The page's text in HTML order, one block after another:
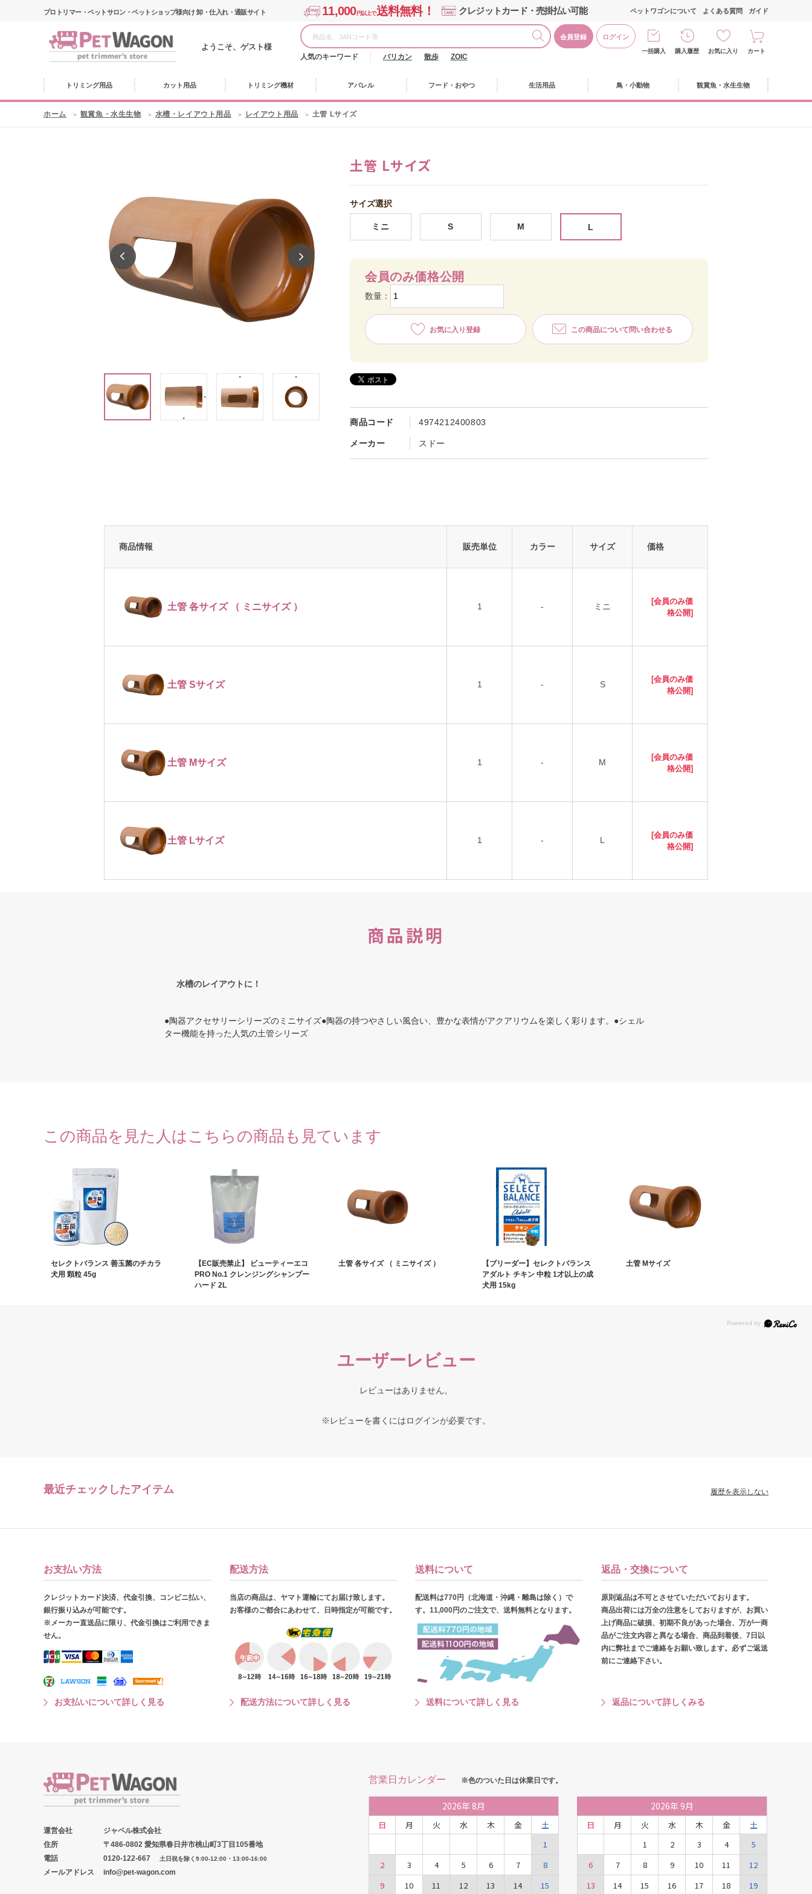
プロトリマー・ペットサロン・ペットショップ様向け 卸・仕入れ・通販サイト 11,000円以上で送料無料！ クレジットカード・売掛払い可能
ようこそ、ゲスト様
会員登録 ログイン
人気のキーワード バリカン 散歩 ZOIC
ペットワゴンについて よくある質問 ガイド
一括購入 購入履歴 お気に入り カート
トリミング用品 カット用品 トリミング機材 アパレル フード・おやつ 生活用品 鳥・小動物 観賞魚・水生生物
ホーム 観賞魚・水生生物 水槽・レイアウト用品 レイアウト用品 土管 Lサイズ
土管 Lサイズ
商品コード 4974212400803
メーカー スドー
サイズ選択
ミニ S M L
会員のみ価格公開
数量：
お気に入り登録 この商品について問い合わせる
商品情報 販売単位 カラー サイズ 価格
土管 各サイズ （ ミニサイズ ） 1 - ミニ
[会員のみ価
格公開]
土管 Sサイズ 1 - S
[会員のみ価
格公開]
土管 Mサイズ 1 - M
[会員のみ価
格公開]
土管 Lサイズ 1 - L
[会員のみ価
格公開]
商品説明
水槽のレイアウトに！
●陶器アクセサリーシリーズのミニサイズ●陶器の持つやさしい風合い、豊かな表情がアクアリウムを楽しく彩ります。●シェル
ター機能を持った人気の土管シリーズ
この商品を見た人はこちらの商品も見ています
セレクトバランス 善玉菌のチカラ
犬用 顆粒 45g
【EC販売禁止】 ビューティーエコ
PRO No.1 クレンジングシャンプー
ハード 2L
土管 各サイズ （ ミニサイズ ）
【ブリーダー】セレクトバランス
アダルト チキン 中粒 1才以上の成
犬用 15kg
土管 Mサイズ
ユーザーレビュー
レビューはありません。
※レビューを書くにはログインが必要です。
最近チェックしたアイテム 履歴を表示しない
お支払い方法
クレジットカード決済、代金引換、コンビニ払い、
銀行振り込みが可能です。
※メーカー直送品に限り、代金引換はご利用できま
せん。
お支払いについて詳しく見る
配送方法
当店の商品は、ヤマト運輸にてお届け致します。
お客様のご都合にあわせて、日時指定が可能です。
配送方法について詳しく見る
送料について
配送料は770円（北海道・沖縄・離島は除く）で
す。11,000円のご注文で、送料無料となります。
送料について詳しく見る
返品・交換について
原則返品は不可とさせていただいております。
商品出荷には万全の注意をしておりますが、お買い
上げ商品に破損、初期不良があった場合、万が一商
品がご注文内容と異なる場合、商品到着後、7日以
内に弊社までご連絡をお願い致します。必ずご返送
前にご連絡下さい。
返品について詳しくみる
運営会社
ジャペル株式会社
住所
〒486-0802 愛知県春日井市桃山町3丁目105番地
電話
0120-122-667 土日祝を除く9:00-12:00・13:00-16:00
メールアドレス info@pet-wagon.com
営業日カレンダー ※色のついた日は休業日です。
2026年 8月
日 月 火 水 木 金
土
1
2
3 4 5 6 7
8
9
10 11 12 13 14 15
2026年 9月
日 月 火 水 木 金
土
1
2 3 4
5
6
7 8 9 10 11
12
13
14 15 16 17 18 19